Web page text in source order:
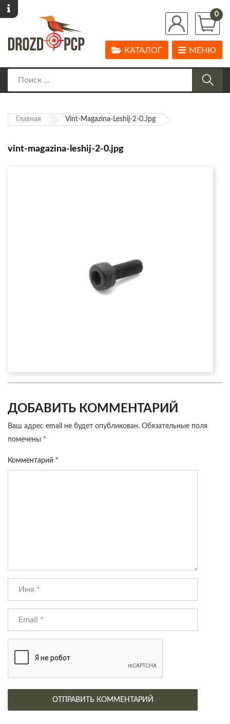
0
МЕНЮ
КАТАЛОГ
Главная Vint-Magazina-Leshij-2-0.jpg
vint-magazina-leshij-2-0.jpg
ДОБАВИТЬ КОММЕНТАРИЙ
Ваш адрес email не будет опубликован. Обязательные поля
помечены *
Комментарий *